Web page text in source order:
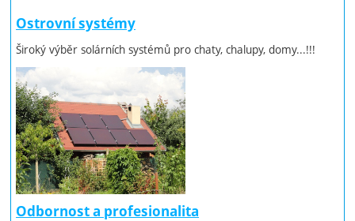
Ostrovní systémy
Široký výběr solárních systémů pro chaty, chalupy, domy...!!!
Odbornost a profesionalita